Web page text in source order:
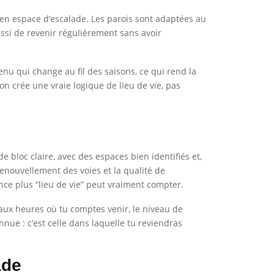
espace d’escalade. Les parois sont adaptées au
de revenir régulièrement sans avoir
qui change au fil des saisons, ce qui rend la
crée une vraie logique de lieu de vie, pas
bloc claire, avec des espaces bien identifiés et,
des voies et la qualité de
plus “lieu de vie” peut vraiment compter.
heures où tu comptes venir, le niveau de
: c’est celle dans laquelle tu reviendras